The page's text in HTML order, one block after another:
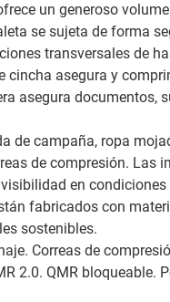
un generoso
se sujeta de forma
transversales de
cincha asegura y
asegura documentos,
de campaña, ropa
de compresión. Las
en condiciones
fabricados con
sostenibles.
Correas de
2.0. QMR bloqueable.